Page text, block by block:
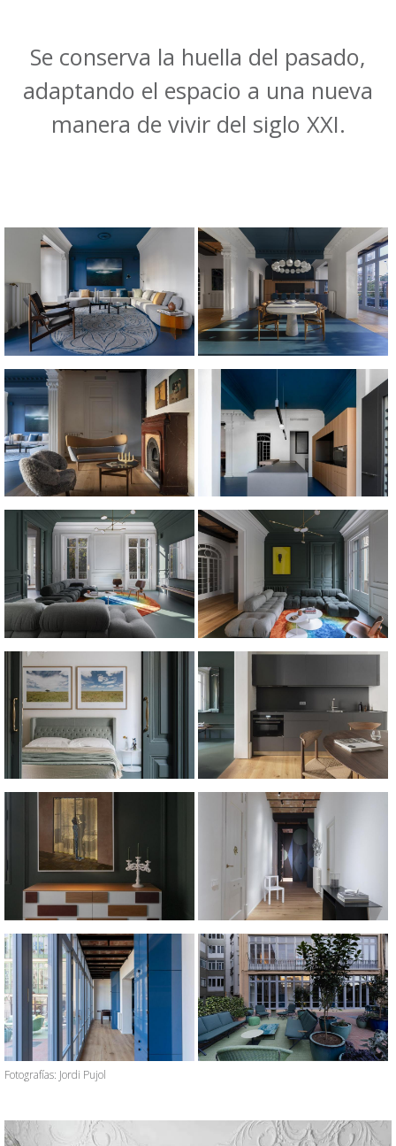
Se conserva la huella del pasado,
adaptando el espacio a una nueva
manera de vivir del siglo XXI.
Fotografías: Jordi Pujol